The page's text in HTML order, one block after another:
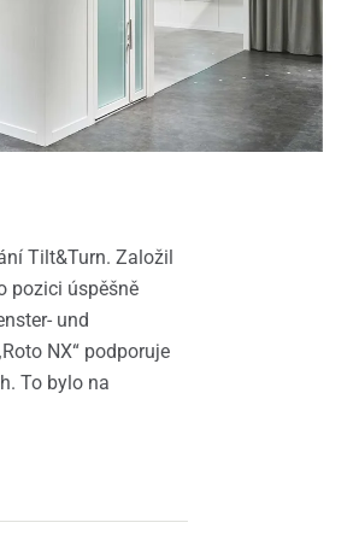
Tilt&Turn. Založil
pozici úspěšně
und
NX“ podporuje
To bylo na